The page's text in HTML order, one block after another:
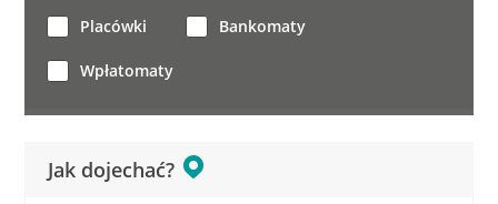
Jak dojechać?
Placówki Bankomaty
Wpłatomaty